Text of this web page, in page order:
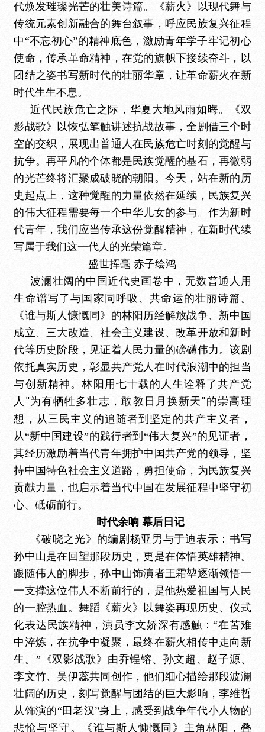
代焕发璀璨光芒的壮美诗篇。《薪火》以现代舞与
传统元素创新融合的舞台叙事，呼应民族复兴征程
中“不忘初心”的精神底色，激励青年学子牢记初心
使命，传承革命精神，在党的旗帜下接续奋斗，以
团结之姿书写新时代的壮丽华章，让革命薪火在新
时代生生不息。
近代民族危亡之际，华夏大地风雨如晦。《双
影战歌》以恢弘笔触讲述抗战故事，全剧借三个时
空的交织，展现出普通人在民族危亡时刻的觉醒与
抗争。再平凡的个体都是民族觉醒的基石，再微弱
的光芒终将汇聚成破晓的朝阳 。 今天，站在新的历
史起点上，这种觉醒的力量依然在延续 ， 民族复兴
的伟大征程需要每一个中华儿女的参与。作为新时
代青年，我们应当传承这份觉醒精神， 在新时代续
写属于我们这一代人的光荣篇章。
盛世挥毫 赤子绘鸿
波澜壮阔的中国近代史画卷中，无数普通人用
生命谱写了与国家同呼吸、共命运的壮丽诗篇。
《谁与斯人慷慨同》的林阳历经解放战争、新中国
成立、三大改造、社会主义建设、改革开放和新时
代等历史阶段，见证着人民力量的磅礴伟力。该剧
依托真实历史，彰显共产党人在时代浪潮中的担当
与创新精神。林阳用七十载的人生诠释了共产党
人 "为有牺牲多壮志，敢教日月换新天"的崇高理
想，从三民主义的追随者到坚定的共产主义者，
从“新中国建设”的践行者到“伟大复兴”的见证者，
其经历激励着当代青年拥护中国共产党的领导，坚
持中国特色社会主义道路，勇担使命，为民族复兴
贡献力量，也启示着当代中国在发展征程中坚守初
心、砥砺前行。
时代余响 幕后日记
《破晓之光》的编剧杨亚男与于迪表示：书写
孙中山是在回望那段历史，更是在体悟英雄精神。
跟随伟人的脚步，孙中山饰演者王霜堃逐渐领悟一
一支撑这位伟人不断前行的，是他热爱祖国与人民
的一腔热血。舞蹈《薪火》以舞姿再现历史、仪式
化表达民族精神，演员李文娇深有感触：“在苦难
中淬炼，在抗争中凝聚，最终在薪火相传中走向新
生。”《双影战歌》由乔锃镕、孙文超、赵子源、
李文竹、吴伊蕊共同创作，他们细心描绘那段波澜
壮阔的历史，刻写觉醒与团结的巨大影响，李维哲
从饰演的“田老汉”身上，感受到战争年代小人物的
悲怆与坚守。《谁与斯人慷慨同》主角林阳，叠